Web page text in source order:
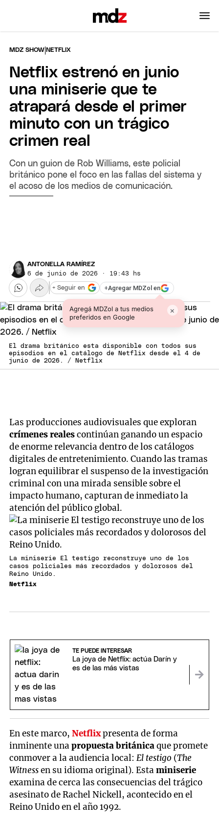
MDZ SHOW |NETFLIX
Netflix estrenó en junio
una miniserie que te
atrapará desde el primer
minuto con un trágico
crimen real
Con un guion de Rob Williams, este policial
británico pone el foco en las fallas del sistema y
el acoso de los medios de comunicación.
ANTONELLA RAMÍREZ
6 de junio de 2026 · 19:43 hs
+Agregar MDZol en
Agregá MDZol a tus medios
preferidos en Google
×
+ Seguir en
El drama británico esta disponible con todos sus
episodios en el catálogo de Netflix desde el 4 de
junio de 2026. / Netflix
Las producciones audiovisuales que exploran
crímenes realescontinúan ganando un espacio
de enorme relevancia dentro de los catálogos
digitales de entretenimiento. Cuando las tramas
logran equilibrar el suspenso de la investigación
criminal con una mirada sensible sobre el
impacto humano, capturan de inmediato la
atención del público global.
La miniserie El testigo reconstruye uno de los
casos policiales más recordados y dolorosos del
Reino Unido.
Netflix
TE PUEDE INTERESAR
La joya de Netflix: actúa Darín y
es de las más vistas
En este marco,Netflixpresenta de forma
inminente unapropuesta británicaque promete
conmover a la audiencia local:El testigo (The
Witnessen su idioma original). Estaminiserie
examina de cerca las consecuencias del trágico
asesinato de Rachel Nickell, acontecido en el
Reino Unido en el año 1992.